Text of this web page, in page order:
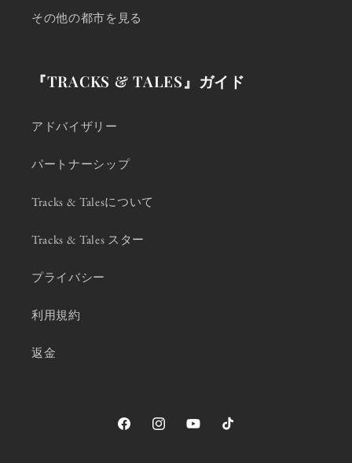
その他の都市を見る
『TRACKS & TALES』ガイド
アドバイザリー
パートナーシップ
Tracks & Talesについて
Tracks & Tales スター
プライバシー
利用規約
返金
FacebookInstagramYouTubeTikTok